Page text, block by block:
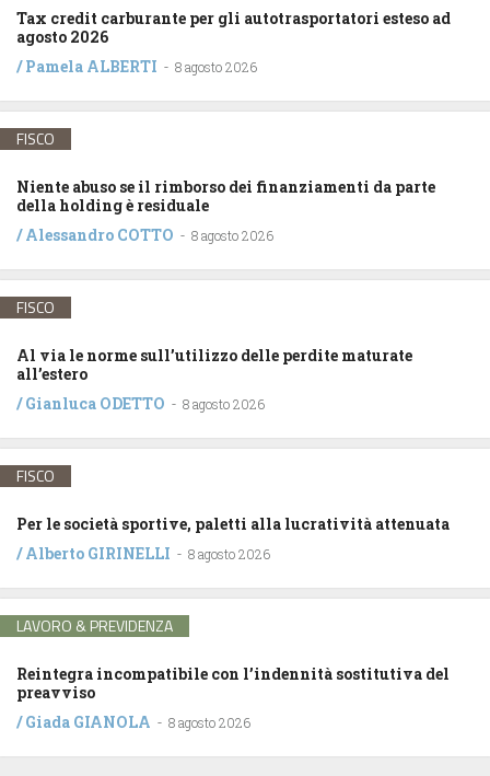
Tax credit carburante per gli autotrasportatori esteso ad
agosto 2026
/Pamela ALBERTI - 8 agosto 2026
FISCO
Niente abuso se il rimborso dei finanziamenti da parte
della holding è residuale
/Alessandro COTTO - 8 agosto 2026
FISCO
Al via le norme sull’utilizzo delle perdite maturate
all’estero
/Gianluca ODETTO - 8 agosto 2026
FISCO
Per le società sportive, paletti alla lucratività attenuata
/Alberto GIRINELLI - 8 agosto 2026
LAVORO & PREVIDENZA
Reintegra incompatibile con l’indennità sostitutiva del
preavviso
/Giada GIANOLA - 8 agosto 2026